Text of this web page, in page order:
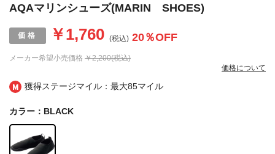
獲得ステージマイル：最大85マイル
AQAマリンシューズ(MARIN SHOES)
メーカー希望小売価格 ￥2,200(税込)
￥1,760 (税込) 20％OFF
価格について
カラー：BLACK